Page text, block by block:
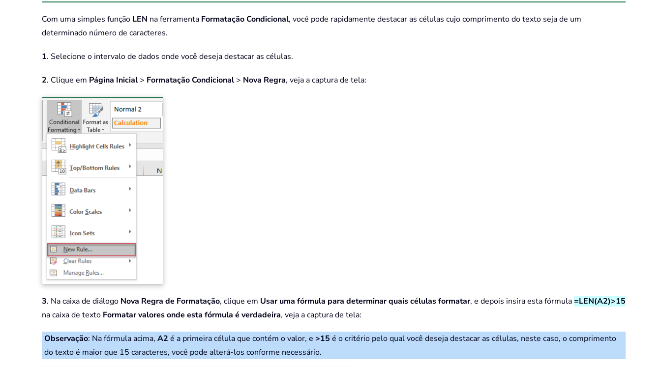
Com uma simples função LEN na ferramenta Formatação Condicional, você pode rapidamente destacar as células cujo comprimento do texto seja de um
determinado número de caracteres.
1. Selecione o intervalo de dados onde você deseja destacar as células.
2. Clique em Página Inicial > Formatação Condicional > Nova Regra, veja a captura de tela:
3. Na caixa de diálogo Nova Regra de Formatação, clique em Usar uma fórmula para determinar quais células formatar, e depois insira esta fórmula=LEN(A2)>15
na caixa de texto Formatar valores onde esta fórmula é verdadeira, veja a captura de tela:
Observação: Na fórmula acima, A2 é a primeira célula que contém o valor, e >15 é o critério pelo qual você deseja destacar as células, neste caso, o comprimento
do texto é maior que 15 caracteres, você pode alterá-los conforme necessário.